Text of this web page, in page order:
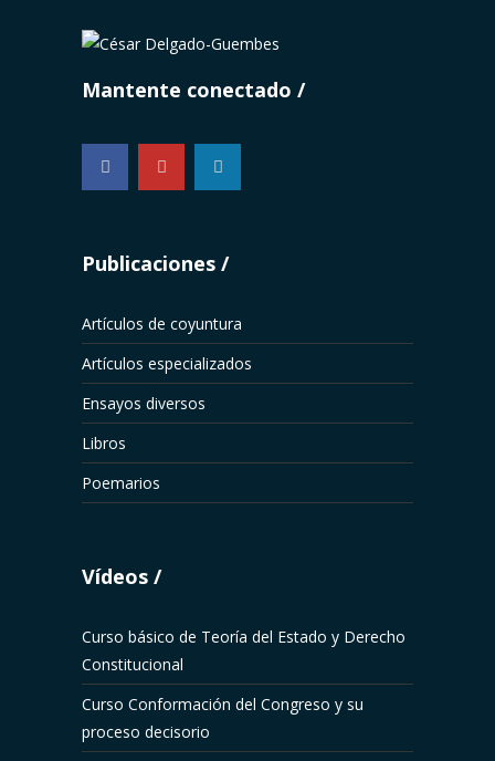
Mantente conectado
...
Publicaciones
Artículos de coyuntura
Artículos especializados
Ensayos diversos
Libros
Poemarios
Vídeos
Curso básico de Teoría del Estado y Derecho
Constitucional
Curso Conformación del Congreso y su
proceso decisorio